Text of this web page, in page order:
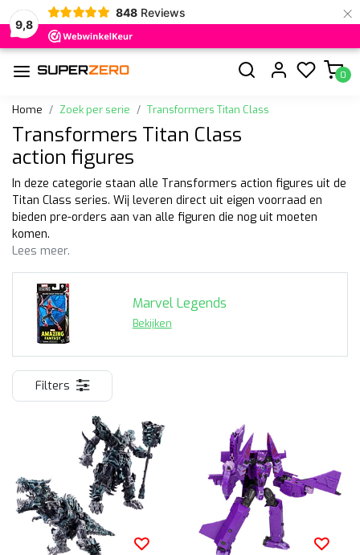
9,8
848 Reviews ×
0
Home Zoek per serie Transformers Titan Class
Transformers Titan Class
action figures
In deze categorie staan alle Transformers action figures uit de
Titan Class series. Wij leveren direct uit eigen voorraad en
bieden pre-orders aan van alle figuren die nog uit moeten
komen.
Lees meer.
Marvel Legends
Bekijken
Filters